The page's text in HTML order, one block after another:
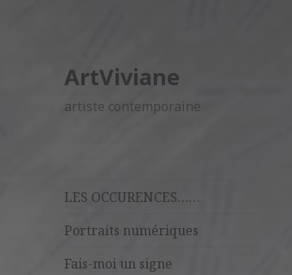
ArtViviane
artiste contemporaine
LES OCCURENCES……
Portraits numériques
Fais-moi un signe